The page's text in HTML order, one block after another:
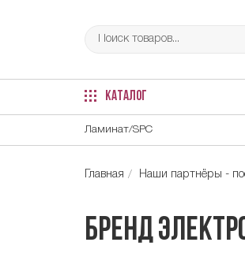
КАТАЛОГ
Ламинат/SPC
Главная Наши партнёры -
Бренд